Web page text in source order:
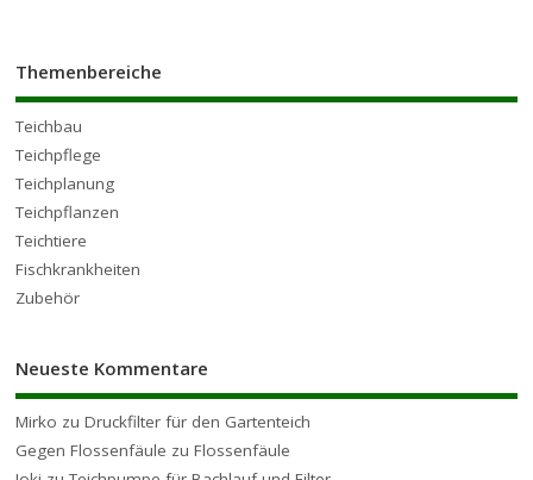
Themenbereiche
Teichbau
Teichpflege
Teichplanung
Teichpflanzen
Teichtiere
Fischkrankheiten
Zubehör
Neueste Kommentare
Mirko zuDruckfilter für den Gartenteich
Gegen Flossenfäule zuFlossenfäule